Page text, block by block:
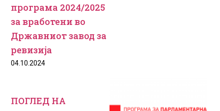
програма 2024/2025
за вработени во
Државниот завод за
ревизија
04.10.2024
ПОГЛЕД НА